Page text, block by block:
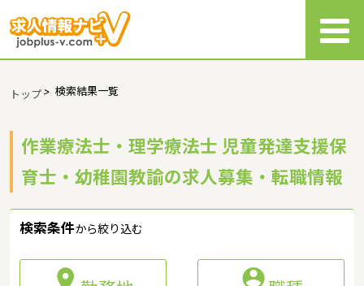
トップ> 検索結果一覧
作業療法士・理学療法士 児童発達支援保
育士・幼稚園教諭の求人募集・転職情報
検索条件から絞り込む